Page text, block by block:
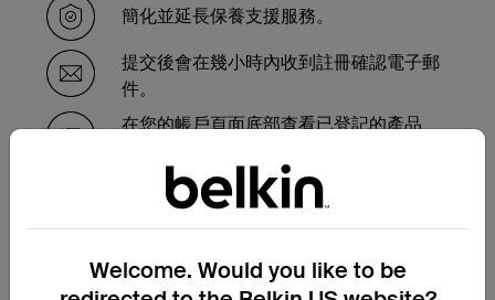
簡化並延長保養支援服務。
提交後會在幾小時內收到註冊確認電子郵
件。
在您的帳戶頁面底部查看已登記的產品
需要在保養期內更換產品嗎？
請在此完成保養更換申請表，我們的支援團
隊會盡快與您聯繫，並告知接下來的步驟。
Welcome. Would you like to be